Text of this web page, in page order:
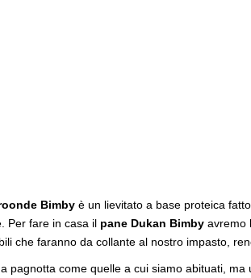
Bimby è un lievitato a base proteica
Per fare in casa il pane Dukan Bimby avremo
che faranno da collante al nostro impasto,
pagnotta come quelle a cui siamo abituati,